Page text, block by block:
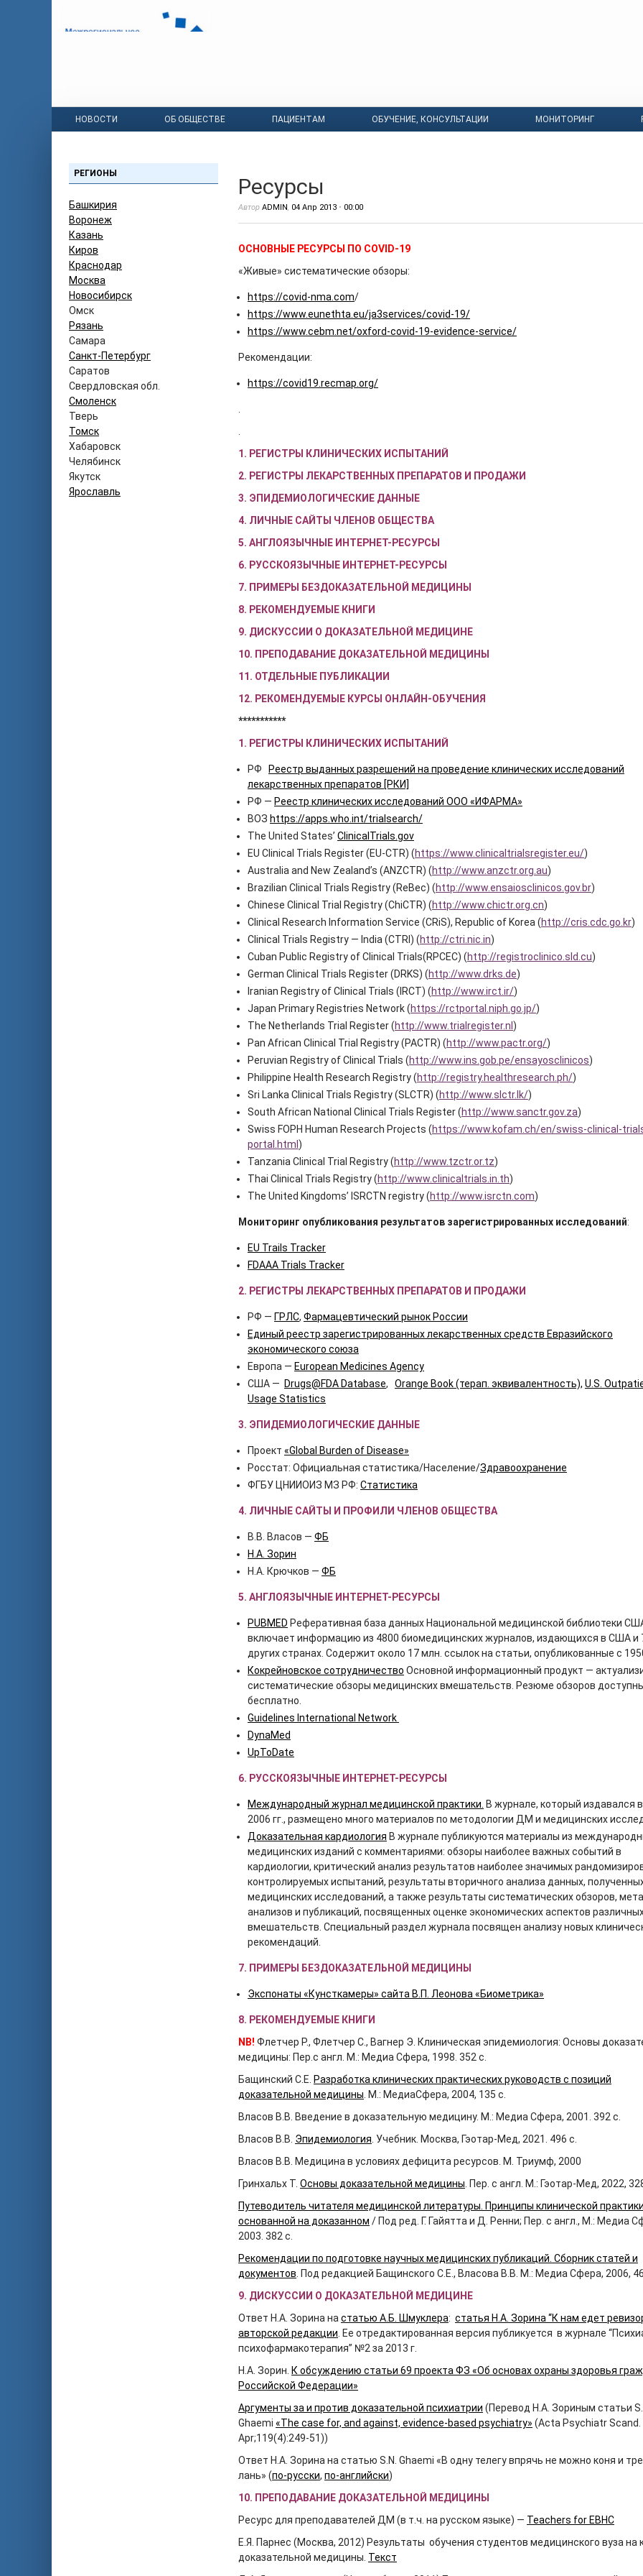
НОВОСТИ ОБ ОБЩЕСТВЕ ПАЦИЕНТАМ ОБУЧЕНИЕ, КОНСУЛЬТАЦИИ МОНИТОРИНГ
РЕГИОНЫ
Башкирия
Воронеж
Казань
Киров
Краснодар
Москва
Новосибирск
Омск
Рязань
Самара
Санкт-Петербург
Саратов
Свердловская обл.
Смоленск
Тверь
Томск
Хабаровск
Челябинск
Якутск
Ярославль
Ресурсы
Автор ADMIN, 04 Апр 2013 • 00:00
ОСНОВНЫЕ РЕСУРСЫ ПО COVID-19
«Живые» систематические обзоры:
https://covid-nma.com/
https://www.eunethta.eu/ja3services/covid-19/
https://www.cebm.net/oxford-covid-19-evidence-service/
Рекомендации:
https://covid19.recmap.org/
1. РЕГИСТРЫ КЛИНИЧЕСКИХ ИСПЫТАНИЙ
2. РЕГИСТРЫ ЛЕКАРСТВЕННЫХ ПРЕПАРАТОВ И ПРОДАЖИ
3. ЭПИДЕМИОЛОГИЧЕСКИЕ ДАННЫЕ
4. ЛИЧНЫЕ САЙТЫ ЧЛЕНОВ ОБЩЕСТВА
5. АНГЛОЯЗЫЧНЫЕ ИНТЕРНЕТ-РЕСУРСЫ
6. РУССКОЯЗЫЧНЫЕ ИНТЕРНЕТ-РЕСУРСЫ
7. ПРИМЕРЫ БЕЗДОКАЗАТЕЛЬНОЙ МЕДИЦИНЫ
8. РЕКОМЕНДУЕМЫЕ КНИГИ
9. ДИСКУССИИ О ДОКАЗАТЕЛЬНОЙ МЕДИЦИНЕ
10. ПРЕПОДАВАНИЕ ДОКАЗАТЕЛЬНОЙ МЕДИЦИНЫ
11. ОТДЕЛЬНЫЕ ПУБЛИКАЦИИ
12. РЕКОМЕНДУЕМЫЕ КУРСЫ ОНЛАЙН-ОБУЧЕНИЯ
***********
1. РЕГИСТРЫ КЛИНИЧЕСКИХ ИСПЫТАНИЙ
РФ
Реестр выданных разрешений на проведение клинических исследований
лекарственных препаратов [РКИ]
РФ — Реестр клинических исследований ООО «ИФАРМА»
ВОЗ https://apps.who.int/trialsearch/
The United States’ ClinicalTrials.gov
EU Clinical Trials Register (EU-CTR) (https://www.clinicaltrialsregister.eu/)
Australia and New Zealand’s (ANZCTR) (http://www.anzctr.org.au)
Brazilian Clinical Trials Registry (ReBec) (http://www.ensaiosclinicos.gov.br)
Chinese Clinical Trial Registry (ChiCTR) (http://www.chictr.org.cn)
Clinical Research Information Service (CRiS), Republic of Korea (http://cris.cdc.go.kr)
Clinical Trials Registry — India (CTRI) (http://ctri.nic.in)
Cuban Public Registry of Clinical Trials(RPCEC) (http://registroclinico.sld.cu)
German Clinical Trials Register (DRKS) (http://www.drks.de)
Iranian Registry of Clinical Trials (IRCT) (http://www.irct.ir/)
Japan Primary Registries Network (https://rctportal.niph.go.jp/)
The Netherlands Trial Register (http://www.trialregister.nl )
Pan African Clinical Trial Registry (PACTR) (http://www.pactr.org/)
Peruvian Registry of Clinical Trials (http://www.ins.gob.pe/ensayosclinicos)
Philippine Health Research Registry (http://registry.healthresearch.ph/)
Sri Lanka Clinical Trials Registry (SLCTR) (http://www.slctr.lk/)
South African National Clinical Trials Register (http://www.sanctr.gov.za)
Swiss FOPH Human Research Projects (https://www.kofam.ch/en/swiss-clinical-
portal.html )
Tanzania Clinical Trial Registry (http://www.tzctr.or.tz)
Thai Clinical Trials Registry (http://www.clinicaltrials.in.th)
The United Kingdoms’ ISRCTN registry (http://www.isrctn.com)
Мониторинг опубликования результатов зарегистрированных исследований:
EU Trails Tracker
FDAAA Trials Tracker
2. РЕГИСТРЫ ЛЕКАРСТВЕННЫХ ПРЕПАРАТОВ И ПРОДАЖИ
РФ — ГРЛС, Фармацевтический рынок России
Единый реестр зарегистрированных лекарственных средств Евразийского
экономического союза
Европа — European Medicines Agency
США — Drugs@FDA Database, Orange Book (терап. эквивалентность), U.S.
Usage Statistics
3. ЭПИДЕМИОЛОГИЧЕСКИЕ ДАННЫЕ
Проект «Global Burden of Disease»
Росстат: Официальная статистика/Население/Здравоохранение
ФГБУ ЦНИИОИЗ МЗ РФ: Статистика
4. ЛИЧНЫЕ САЙТЫ И ПРОФИЛИ ЧЛЕНОВ ОБЩЕСТВА
В.В. Власов — ФБ
Н.А. Зорин
Н.А. Крючков — ФБ
5. АНГЛОЯЗЫЧНЫЕ ИНТЕРНЕТ-РЕСУРСЫ
PUBMED Реферативная база данных Национальной медицинской библиотеки
включает информацию из 4800 биомедицинских журналов, издающихся в США и
других странах. Содержит около 17 млн. ссылок на статьи, опубликованные с
Кокрейновское сотрудничество Основной информационный продукт —
систематические обзоры медицинских вмешательств. Резюме обзоров
бесплатно.
Guidelines International Network
DynaMed
UpToDate
6. РУССКОЯЗЫЧНЫЕ ИНТЕРНЕТ-РЕСУРСЫ
Международный журнал медицинской практики. В журнале, который издавался
2006 гг., размещено много материалов по методологии ДМ и медицинских
Доказательная кардиология В журнале публикуются материалы из
медицинских изданий с комментариями: обзоры наиболее важных событий в
кардиологии, критический анализ результатов наиболее значимых
контролируемых испытаний, результаты вторичного анализа данных,
медицинских исследований, а также результаты систематических обзоров,
анализов и публикаций, посвященных оценке экономических аспектов
вмешательств. Специальный раздел журнала посвящен анализу новых
рекомендаций.
7. ПРИМЕРЫ БЕЗДОКАЗАТЕЛЬНОЙ МЕДИЦИНЫ
Экспонаты «Кунсткамеры» сайта В.П. Леонова «Биометрика»
8. РЕКОМЕНДУЕМЫЕ КНИГИ
NB! Флетчер Р., Флетчер С., Вагнер Э. Клиническая эпидемиология: Основы
медицины: Пер.с англ. М.: Медиа Сфера, 1998. 352 с.
Бащинский С.Е. Разработка клинических практических руководств с позиций
доказательной медицины . М.: МедиаСфера, 2004, 135 с.
Власов В.В. Введение в доказательную медицину. М.: Медиа Сфера, 2001. 392 с.
Власов В.В. Эпидемиология . Учебник. Москва, Гэотар-Мед, 2021. 496 с.
Власов В.В. Медицина в условиях дефицита ресурсов. М. Триумф, 2000
Гринхальх Т. Основы доказательной медицины . Пер. с англ. М.: Гэотар-Мед, 2022,
Путеводитель читателя медицинской литературы. Принципы клинической
основанной на доказанном / Под ред. Г. Гайятта и Д. Ренни; Пер. с англ., М.: Медиа
2003. 382 с.
Рекомендации по подготовке научных медицинских публикаций. Сборник статей и
документов . Под редакцией Бащинского С.Е., Власова В.В. М.: Медиа Сфера, 2006,
9. ДИСКУССИИ О ДОКАЗАТЕЛЬНОЙ МЕДИЦИНЕ
Ответ Н.А. Зорина на статью А.Б. Шмуклера: статья Н.А. Зорина “К нам едет
авторской редакции . Ее отредактированная версия публикуется в журнале
психофармакотерапия” №2 за 2013 г.
Н.А. Зорин. К обсуждению статьи 69 проекта ФЗ «Об основах охраны здоровья
Российской Федерации»
Аргументы за и против доказательной психиатрии (Перевод Н.А. Зориным статьи
Ghaemi «The case for, and against, evidence-based psychiatry» (Acta Psychiatr Scand.
Apr;119(4):249-51))
Ответ Н.А. Зорина на статью S.N. Ghaemi «В одну телегу впрячь не можно коня и
лань» (по-русски, по-английски)
10. ПРЕПОДАВАНИЕ ДОКАЗАТЕЛЬНОЙ МЕДИЦИНЫ
Ресурс для преподавателей ДМ (в т.ч. на русском языке) — Teachers for EBHC
Е.Я. Парнес (Москва, 2012) Результаты обучения студентов медицинского вуза на
доказательной медицины. Текст